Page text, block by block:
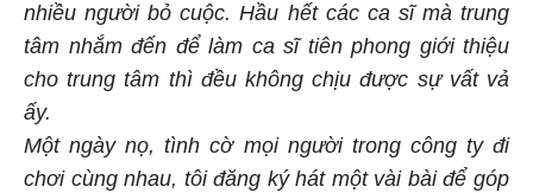
nhiều người bỏ cuộc. Hầu hết các ca sĩ mà trung
tâm nhắm đến để làm ca sĩ tiên phong giới thiệu
cho trung tâm thì đều không chịu được sự vất vả
ấy.
Một ngày nọ, tình cờ mọi người trong công ty đi
chơi cùng nhau, tôi đăng ký hát một vài bài để góp